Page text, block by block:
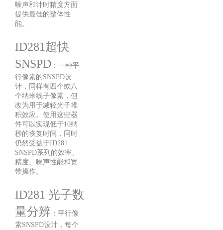
噪声和计时精度方面
提供最佳的整体性
能。
ID281超快
SNSPD ：一种平
行像素的SNSPD设
计，同样有四个或八
个纳米线子像素，但
改为用于减轻光子堆
积效应。使用这些器
件可以实现低于10纳
秒的恢复时间，同时
仍然受益于ID281
SNSPD系列的效率、
精度、噪声性能和宽
带操作。
ID281 光子数
量分辨 ：平行像
素SNSPD设计，每个